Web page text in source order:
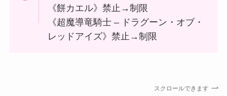
《餅カエル》禁止→制限
《超魔導竜騎士 – ドラグーン・オブ・
レッドアイズ》禁止→制限
スクロールできます